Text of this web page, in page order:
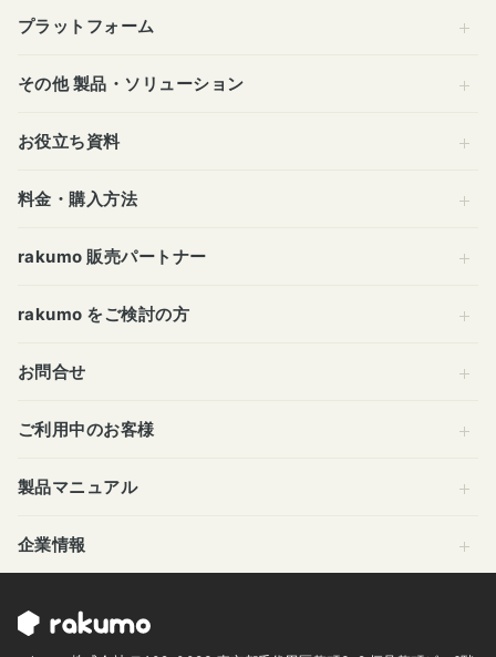
プラットフォーム
その他 製品・ソリューション
お役立ち資料
料金・購入方法
rakumo 販売パートナー
rakumo をご検討の方
お問合せ
ご利用中のお客様
製品マニュアル
企業情報